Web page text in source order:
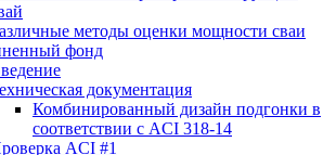
методы оценки мощности сваи
фонд
документация
Комбинированный дизайн подгонки в
соответствии с ACI 318-14
ACI #1